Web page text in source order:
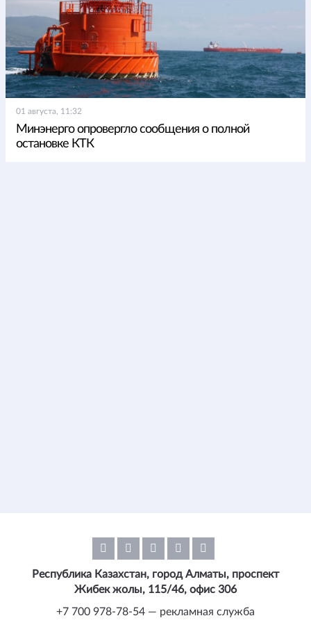
01 августа, 11:32
Минэнерго опровергло сообщения о полной
остановке КТК
Республика Казахстан, город Алматы, проспект
Жибек жолы, 115/46, офис 306
+7 700 978-78-54 — рекламная служба